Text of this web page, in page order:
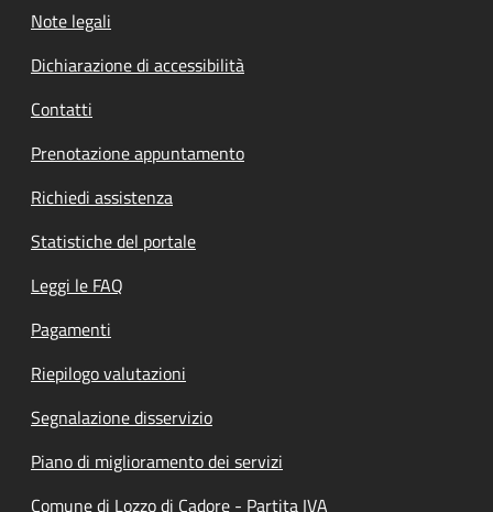
Note legali
Dichiarazione di accessibilità
Contatti
Prenotazione appuntamento
Richiedi assistenza
Statistiche del portale
Leggi le FAQ
Pagamenti
Riepilogo valutazioni
Segnalazione disservizio
Piano di miglioramento dei servizi
Comune di Lozzo di Cadore - Partita IVA